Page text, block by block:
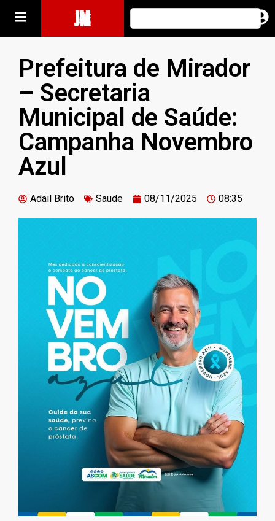
JM
Prefeitura de Mirador
– Secretaria
Municipal de Saúde:
Campanha Novembro
Azul
Adail Brito Saude 08/11/2025 08:35